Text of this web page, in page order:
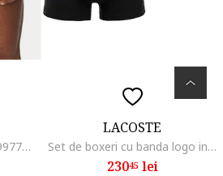
Set 3 boxeri barbati, 304997709, Bumbac, Multicolor, Multicolor
LACOSTE
Set de boxeri cu banda logo in talie - 3 perechi, Negru
23045lei